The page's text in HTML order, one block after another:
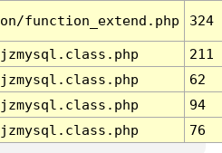
function_extend.php 324
211
62
94
76